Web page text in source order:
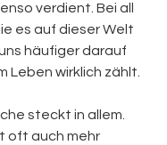
verdient. Bei all
es auf dieser Welt
häufiger darauf
Leben wirklich zählt.
steckt in allem.
oft auch mehr